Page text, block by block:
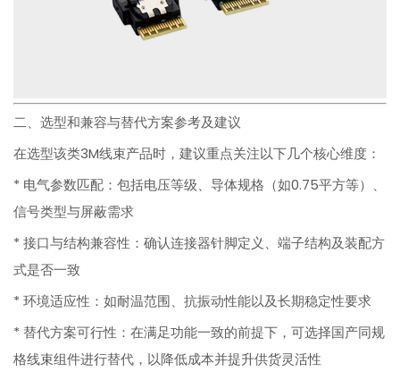
二、选型和兼容与替代方案参考及建议
在选型该类3M线束产品时，建议重点关注以下几个核心维度：
* 电气参数匹配：包括电压等级、导体规格（如0.75平方等）、
信号类型与屏蔽需求
* 接口与结构兼容性：确认连接器针脚定义、端子结构及装配方
式是否一致
* 环境适应性：如耐温范围、抗振动性能以及长期稳定性要求
* 替代方案可行性：在满足功能一致的前提下，可选择国产同规
格线束组件进行替代，以降低成本并提升供货灵活性